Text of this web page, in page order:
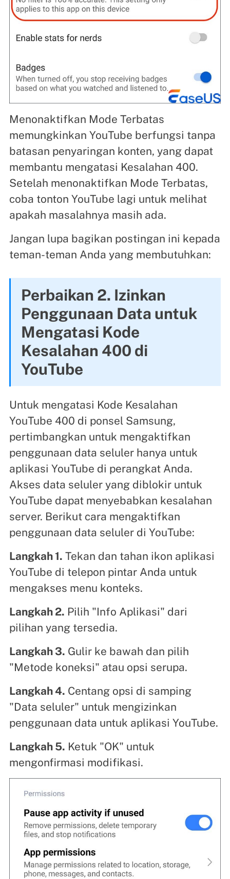
Menonaktifkan Mode Terbatas
memungkinkan YouTube berfungsi tanpa
batasan penyaringan konten, yang dapat
membantu mengatasi Kesalahan 400.
Setelah menonaktifkan Mode Terbatas,
coba tonton YouTube lagi untuk melihat
apakah masalahnya masih ada.
Jangan lupa bagikan postingan ini kepada
teman-teman Anda yang membutuhkan:
Perbaikan 2. Izinkan
Penggunaan Data untuk
Mengatasi Kode
Kesalahan 400 di
YouTube
Untuk mengatasi Kode Kesalahan
YouTube 400 di ponsel Samsung,
pertimbangkan untuk mengaktifkan
penggunaan data seluler hanya untuk
aplikasi YouTube di perangkat Anda.
Akses data seluler yang diblokir untuk
YouTube dapat menyebabkan kesalahan
server. Berikut cara mengaktifkan
penggunaan data seluler di YouTube:
Langkah 1. Tekan dan tahan ikon aplikasi
YouTube di telepon pintar Anda untuk
mengakses menu konteks.
Langkah 2. Pilih "Info Aplikasi" dari
pilihan yang tersedia.
Langkah 3. Gulir ke bawah dan pilih
"Metode koneksi" atau opsi serupa.
Langkah 4. Centang opsi di samping
"Data seluler" untuk mengizinkan
penggunaan data untuk aplikasi YouTube.
Langkah 5. Ketuk "OK" untuk
mengonfirmasi modifikasi.